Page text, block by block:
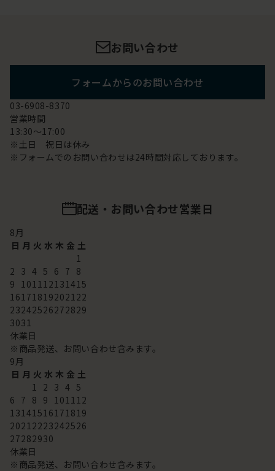
お問い合わせ
フォームからのお問い合わせ
03-6908-8370
営業時間
13:30～17:00
※土日 祝日は休み
※フォームでのお問い合わせは24時間対応しております。
配送・お問い合わせ営業日
8 月
日 月 火 水 木 金 土
1
2 3 4 5 6 7 8
9
10 11 12 13 14 15
16 17 18 192021 22
23242526272829
3031
休業日
※商品発送、お問い合わせ含みます。
9 月
日 月 火 水 木 金 土
1
2 3 4 5
6 7 8 9 10 11 12
13 14 15 16 17 18 19
2021 2223242526
27282930
休業日
※商品発送、お問い合わせ含みます。